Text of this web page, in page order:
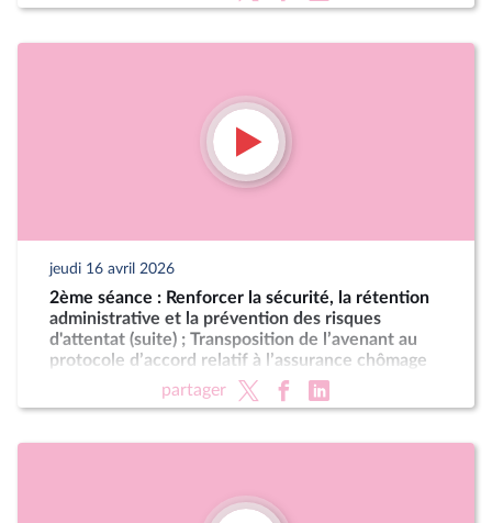
jeudi 16 avril 2026
2ème séance : Renforcer la sécurité, la rétention
administrative et la prévention des risques
d'attentat (suite) ; Transposition de l’avenant au
protocole d’accord relatif à l’assurance chômage
partager